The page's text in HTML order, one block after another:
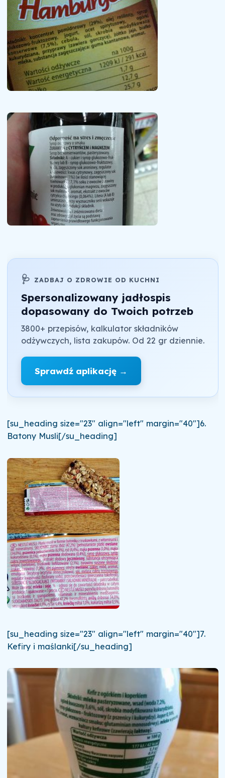
🩺 ZADBAJ O ZDROWIE OD KUCHNI
Spersonalizowany jadłospis
dopasowany do Twoich potrzeb
3800+ przepisów, kalkulator składników
odżywczych, lista zakupów. Od 22 gr dziennie.
Sprawdź aplikację →
[su_heading size="23" align="left" margin="40"]6.
Batony Musli[/su_heading]
[su_heading size="23" align="left" margin="40"]7.
Kefiry i maślanki[/su_heading]